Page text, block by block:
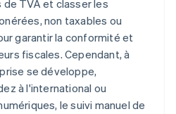
TVA et classer les
non taxables ou
garantir la conformité et
fiscales. Cependant, à
se développe,
à l'international ou
le suivi manuel de